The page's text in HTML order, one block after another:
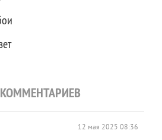
12 мая 2025 08:36